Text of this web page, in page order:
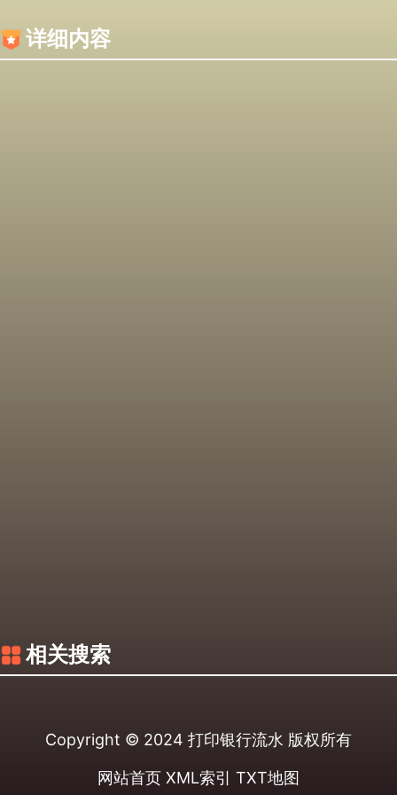
详细内容
相关搜索
Copyright © 2024 打印银行流水 版权所有
网站首页 XML索引 TXT地图